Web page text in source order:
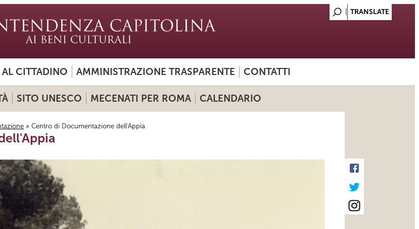
AL CITTADINO AMMINISTRAZIONE TRASPARENTE CONTATTI
SITO UNESCO MECENATI PER ROMA CALENDARIO
» Centro di Documentazione dell'Appia